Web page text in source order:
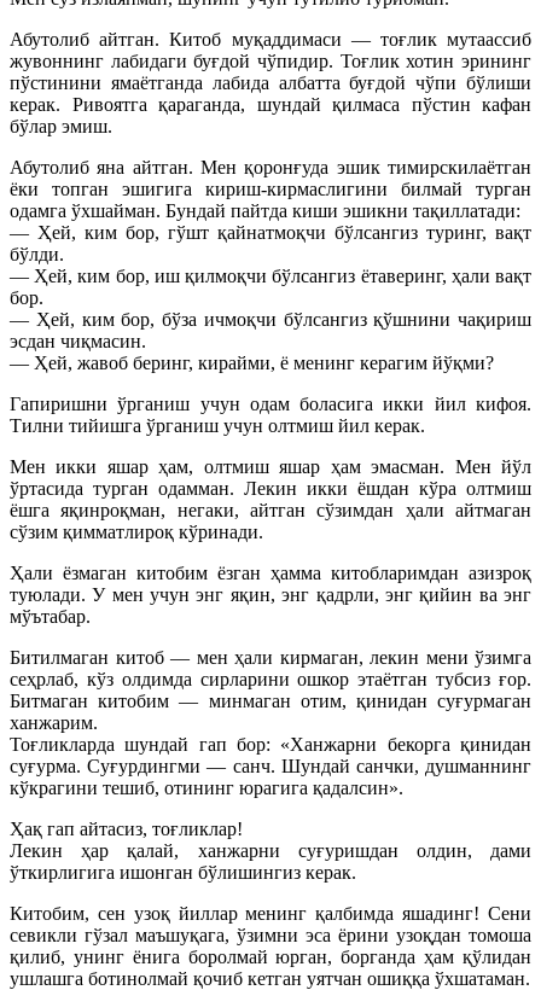
Абутолиб айтган. Китоб муқаддимаси — тоғлик мутаассиб
жувоннинг лабидаги буғдой чўпидир. Тоғлик хотин эрининг
пўстинини ямаётганда лабида албатта буғдой чўпи бўлиши
керак. Ривоятга қараганда, шундай қилмаса пўстин кафан
бўлар эмиш.
Абутолиб яна айтган. Мен қоронғуда эшик тимирскилаётган
ёки топган эшигига кириш-кирмаслигини билмай турган
одамга ўхшайман. Бундай пайтда киши эшикни тақиллатади:
— Ҳей, ким бор, гўшт қайнатмоқчи бўлсангиз туринг, вақт
бўлди.
— Ҳей, ким бор, иш қилмоқчи бўлсангиз ётаверинг, ҳали вақт
бор.
— Ҳей, ким бор, бўза ичмоқчи бўлсангиз қўшнини чақириш
эсдан чиқмасин.
— Ҳей, жавоб беринг, кирайми, ё менинг керагим йўқми?
Гапиришни ўрганиш учун одам боласига икки йил кифоя.
Тилни тийишга ўрганиш учун олтмиш йил керак.
Мен икки яшар ҳам, олтмиш яшар ҳам эмасман. Мен йўл
ўртасида турган одамман. Лекин икки ёшдан кўра олтмиш
ёшга яқинроқман, негаки, айтган сўзимдан ҳали айтмаган
сўзим қимматлироқ кўринади.
Ҳали ёзмаган китобим ёзган ҳамма китобларимдан азизроқ
туюлади. У мен учун энг яқин, энг қадрли, энг қийин ва энг
мўътабар.
Битилмаган китоб — мен ҳали кирмаган, лекин мени ўзимга
сеҳрлаб, кўз олдимда сирларини ошкор этаётган тубсиз ғор.
Битмаган китобим — минмаган отим, қинидан суғурмаган
ханжарим.
Тоғликларда шундай гап бор: «Ханжарни бекорга қинидан
суғурма. Суғурдингми — санч. Шундай санчки, душманнинг
кўкрагини тешиб, отининг юрагига қадалсин».
Ҳақ гап айтасиз, тоғликлар!
Лекин ҳар қалай, ханжарни суғуришдан олдин, дами
ўткирлигига ишонган бўлишингиз керак.
Китобим, сен узоқ йиллар менинг қалбимда яшадинг! Сени
севикли гўзал маъшуқага, ўзимни эса ёрини узоқдан томоша
қилиб, унинг ёнига боролмай юрган, борганда ҳам қўлидан
ушлашга ботинолмай қочиб кетган уятчан ошиққа ўхшатаман.